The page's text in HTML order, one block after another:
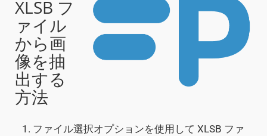
XLSB フ
ァイル
から画
像を抽
出する
方法
ファイル選択オプションを使用して XLSB ファ